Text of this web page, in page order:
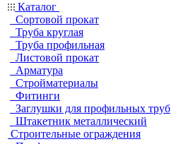
Каталог
Сортовой прокат
Труба круглая
Труба профильная
Листовой прокат
Арматура
Стройматериалы
Фитинги
Заглушки для профильных труб
Штакетник металлический
Строительные ограждения